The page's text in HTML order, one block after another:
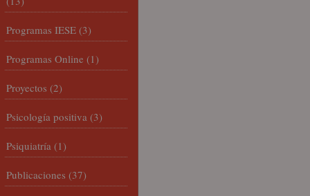
Programas IESE (3)
Programas Online (1)
Proyectos (2)
Psicología positiva (3)
Psiquiatría (1)
Publicaciones (37)